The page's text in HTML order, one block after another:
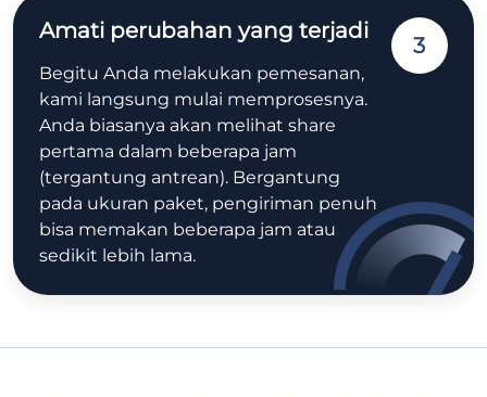
Amati perubahan yang terjadi
Begitu Anda melakukan pemesanan,
kami langsung mulai memprosesnya.
Anda biasanya akan melihat share
pertama dalam beberapa jam
(tergantung antrean). Bergantung
pada ukuran paket, pengiriman penuh
bisa memakan beberapa jam atau
sedikit lebih lama.
3